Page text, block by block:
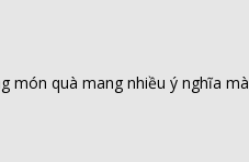
quà mang nhiều ý nghĩa